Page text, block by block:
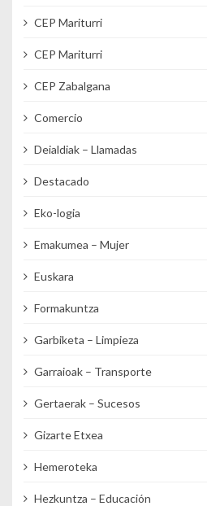
CEP Mariturri
CEP Mariturri
CEP Zabalgana
Comercio
Deialdiak – Llamadas
Destacado
Eko-logia
Emakumea – Mujer
Euskara
Formakuntza
Garbiketa – Limpieza
Garraioak – Transporte
Gertaerak – Sucesos
Gizarte Etxea
Hemeroteka
Hezkuntza – Educación